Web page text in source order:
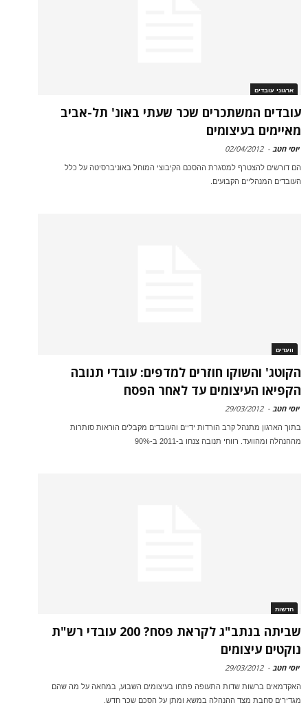
ארגוני עובדים
עובדים המשתכרים שכר שעתי באונ' תל-אביב
מאיימים בעיצומים
יוסי חטב -
02/04/2012
הם דורשים להצטרף למסגרת ההסכם הקיבוצי המוחל באוניברסיטה על כלל
העובדים המנהליים הקבועים.
וועדים
הקוטג' והשוקו חוזרים למדפים: עובדי תנובה
הקפיאו העיצומים עד לאחר הפסח
יוסי חטב -
29/03/2012
בתוך הארגון מתנהל קרב הורדות ידיים והעובדים מקבלים הוראות סותרות
מההנהלה ומהוועד. רווחי תנובה צנחו ב-2011 ב-90%
חדשות
שביתה בנתב"ג לקראת פסח? 200 עובדי רש"ת
נוקטים עיצומים
יוסי חטב -
29/03/2012
האקדמאים ברשות שדות התעופה פתחו בעיצומים השבוע, במחאה על מה שהם
מגדירים סחבת מצד ההנהלה במשא ומתן על הסכם שכר חדש.